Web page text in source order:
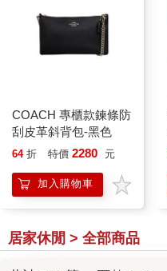
COACH 專櫃款鍊條防
刮皮革斜背包-黑色
64 折 特價 2280 元
加入購物車
居家休閒 > 全部商品